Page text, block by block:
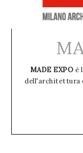
MADE EXPO è
dell'architettura